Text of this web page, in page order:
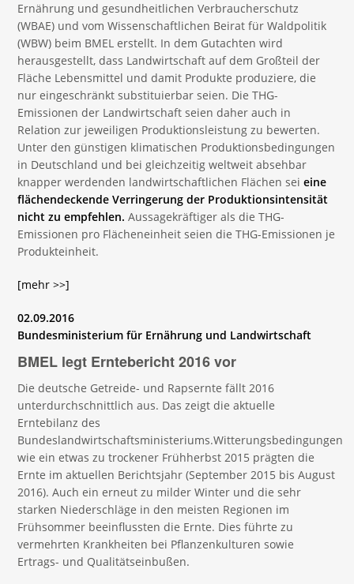
Ernährung und gesundheitlichen Verbraucherschutz
(WBAE) und vom Wissenschaftlichen Beirat für Waldpolitik
(WBW) beim BMEL erstellt. In dem Gutachten wird
herausgestellt, dass Landwirtschaft auf dem Großteil der
Fläche Lebensmittel und damit Produkte produziere, die
nur eingeschränkt substituierbar seien. Die THG-
Emissionen der Landwirtschaft seien daher auch in
Relation zur jeweiligen Produktionsleistung zu bewerten.
Unter den günstigen klimatischen Produktionsbedingungen
in Deutschland und bei gleichzeitig weltweit absehbar
knapper werdenden landwirtschaftlichen Flächen seieine
flächendeckende Verringerung der Produktionsintensität
nicht zu empfehlen.Aussagekräftiger als die THG-
Emissionen pro Flächeneinheit seien die THG-Emissionen je
Produkteinheit.
[mehr >>]
02.09.2016
Bundesministerium für Ernährung und Landwirtschaft
BMEL legt Erntebericht 2016 vor
Die deutsche Getreide- und Rapsernte fällt 2016
unterdurchschnittlich aus. Das zeigt die aktuelle
Erntebilanz des
Bundeslandwirtschaftsministeriums.Witterungsbedingungen
wie ein etwas zu trockener Frühherbst 2015 prägten die
Ernte im aktuellen Berichtsjahr (September 2015 bis August
2016). Auch ein erneut zu milder Winter und die sehr
starken Niederschläge in den meisten Regionen im
Frühsommer beeinflussten die Ernte. Dies führte zu
vermehrten Krankheiten bei Pflanzenkulturen sowie
Ertrags- und Qualitätseinbußen.